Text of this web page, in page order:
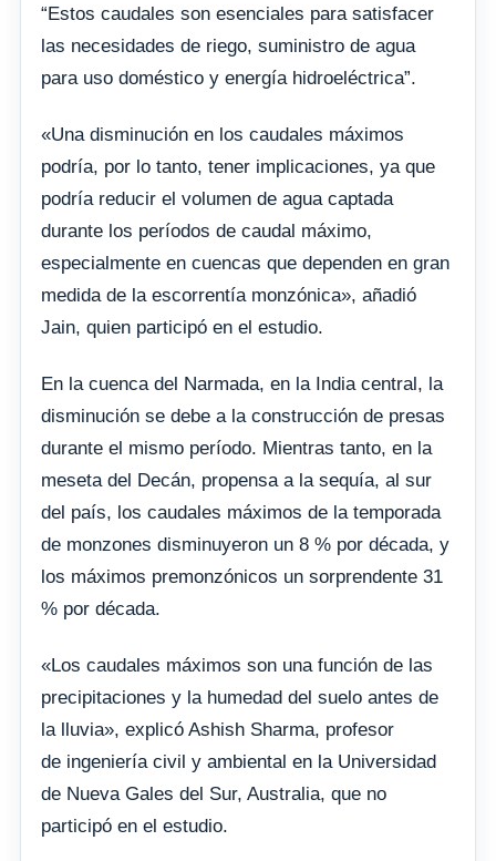
“Estos caudales son esenciales para satisfacer
las necesidades de riego, suministro de agua
para uso doméstico y energía hidroeléctrica”.
«Una disminución en los caudales máximos
podría, por lo tanto, tener implicaciones, ya que
podría reducir el volumen de agua captada
durante los períodos de caudal máximo,
especialmente en cuencas que dependen en gran
medida de la escorrentía monzónica», añadió
Jain, quien participó en el estudio.
En la cuenca del Narmada, en la India central, la
disminución se debe a la construcción de presas
durante el mismo período. Mientras tanto, en la
meseta del Decán, propensa a la sequía, al sur
del país, los caudales máximos de la temporada
de monzones disminuyeron un 8 % por década, y
los máximos premonzónicos un sorprendente 31
% por década.
«Los caudales máximos son una función de las
precipitaciones y la humedad del suelo antes de
la lluvia», explicó Ashish Sharma, profesor
de ingeniería civil y ambiental en la Universidad
de Nueva Gales del Sur, Australia, que no
participó en el estudio.